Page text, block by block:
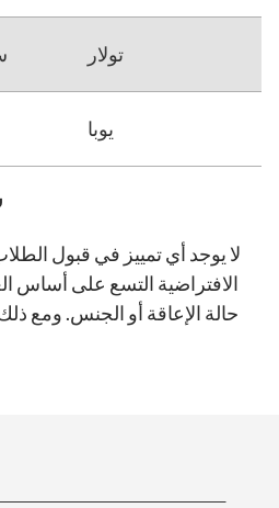
تولار
يوبا
لا يوجد أي تمييز في قبول
الافتراضية التسع على أساس
حالة الإعاقة أو الجنس. ومع